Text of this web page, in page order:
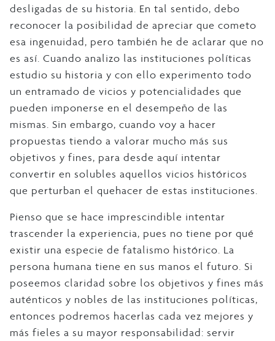
desligadas de su historia. En tal sentido, debo
reconocer la posibilidad de apreciar que cometo
esa ingenuidad, pero también he de aclarar que no
es así. Cuando analizo las instituciones políticas
estudio su historia y con ello experimento todo
un entramado de vicios y potencialidades que
pueden imponerse en el desempeño de las
mismas. Sin embargo, cuando voy a hacer
propuestas tiendo a valorar mucho más sus
objetivos y fines, para desde aquí intentar
convertir en solubles aquellos vicios históricos
que perturban el quehacer de estas instituciones.
Pienso que se hace imprescindible intentar
trascender la experiencia, pues no tiene por qué
existir una especie de fatalismo histórico. La
persona humana tiene en sus manos el futuro. Si
poseemos claridad sobre los objetivos y fines más
auténticos y nobles de las instituciones políticas,
entonces podremos hacerlas cada vez mejores y
más fieles a su mayor responsabilidad: servir